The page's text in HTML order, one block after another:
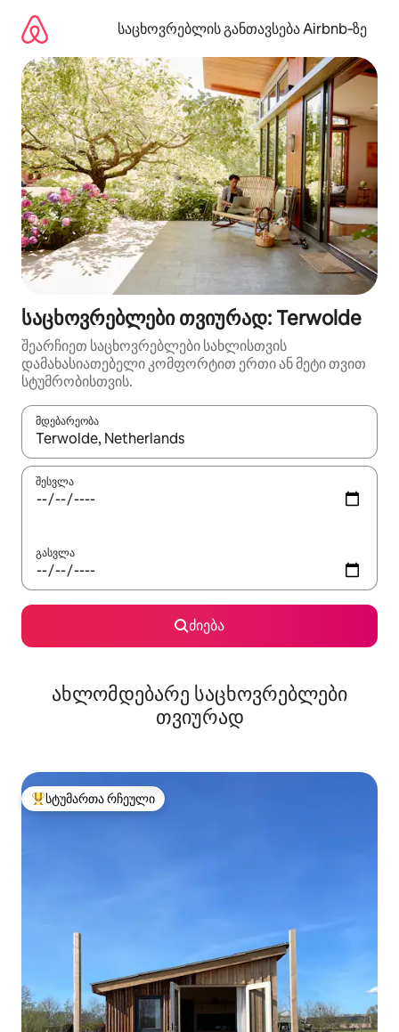
გადასვლა
საცხოვრებლის განთავსება Airbnb‑ზე
საცხოვრებლები თვიურად: Terwolde
შეარჩიეთ საცხოვრებლები სახლისთვის
დამახასიათებელი კომფორტით ერთი ან მეტი თვით
სტუმრობისთვის.
მდებარეობა
როცა შედეგები ხელმისაწვდომი გახდება, ნავიგაციისთვის
შესვლა
გასვლა
ძიება
ახლომდებარე საცხოვრებლები
თვიურად
სტუმართა რჩეული მოწინავე ვარიანტი
სტუმართა რჩეული